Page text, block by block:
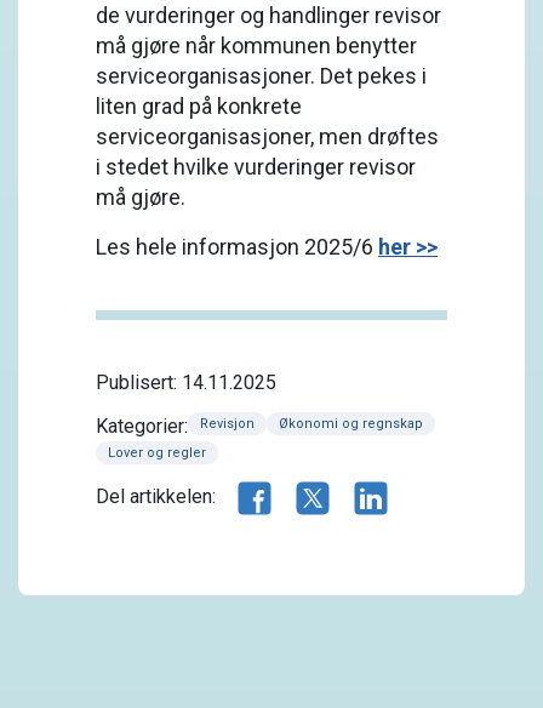
de vurderinger og handlinger revisor
må gjøre når kommunen benytter
serviceorganisasjoner. Det pekes i
liten grad på konkrete
serviceorganisasjoner, men drøftes
i stedet hvilke vurderinger revisor
må gjøre.
Les hele informasjon 2025/6 her >>
Publisert: 14.11.2025
Kategorier:
Revisjon
Økonomi og regnskap
Lover og regler
Del artikkelen: Del artikkelen på Facebook
Del artikkelen på X.com